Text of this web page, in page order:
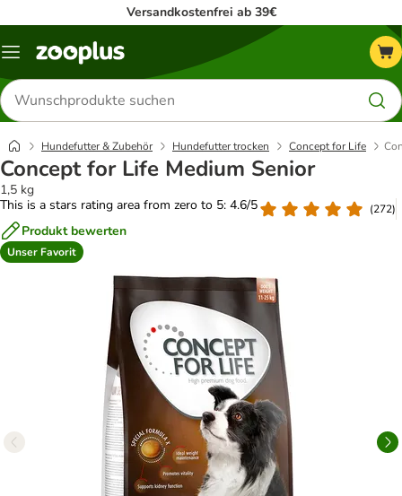
Versandkostenfrei ab 39€
Menü
Produkte
suchen
Hundefutter & Zubehör Hundefutter trocken Concept for Life
Concept for Life Medium Senior
1,5 kg
This is a stars rating area from zero to 5: 4.6/5
(272)
Produkt bewerten
Unser Favorit